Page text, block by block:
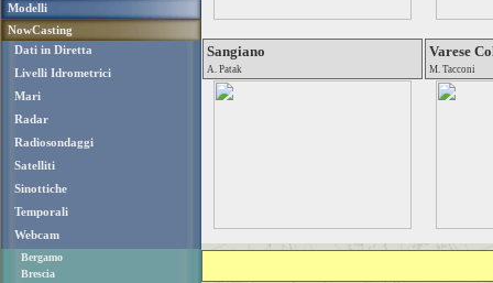
Modelli
NowCasting
Dati in Diretta
Livelli Idrometrici
Mari
Radar
Radiosondaggi
Satelliti
Sinottiche
Temporali
Webcam
Bergamo
Brescia
Sangiano
A. Patak
Varese
M. Tacconi